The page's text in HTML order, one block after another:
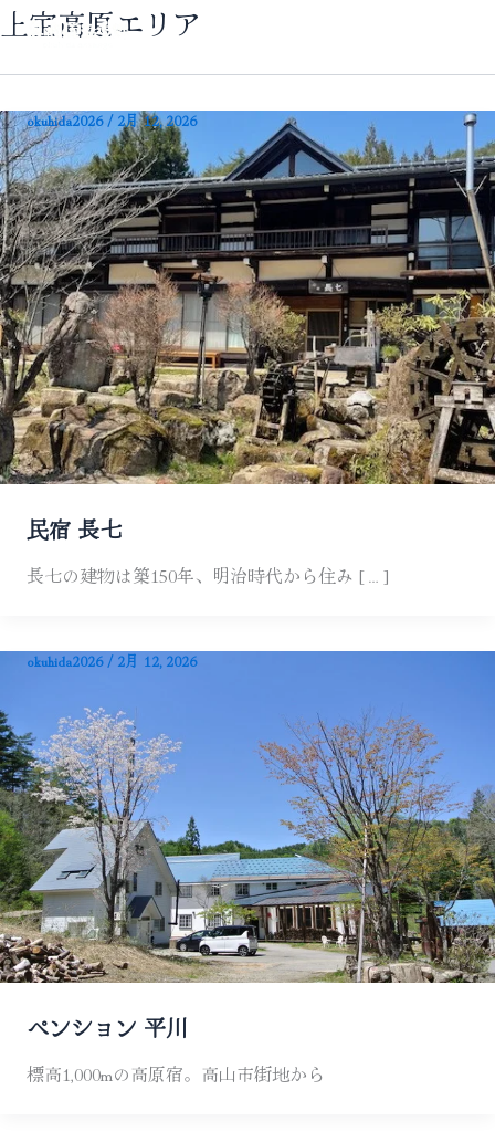
内
容
を
キ
ッ
プ
上宝高原エリア
民宿 長七
okuhida2026/ 2月 12, 2026
長七の建物は築150年、明治時代から住み […]
ペンション 平川
okuhida2026/ 2月 12, 2026
標高1,000mの高原宿。高山市街地から
北アルプス
体験・イベント